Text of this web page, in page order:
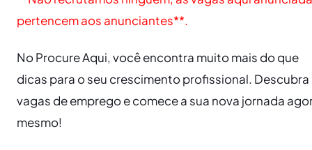
pertencem aos anunciantes**.
No Procure Aqui, você encontra muito mais do que
dicas para o seu crescimento profissional. Descubra
vagas de emprego e comece a sua nova jornada
mesmo!